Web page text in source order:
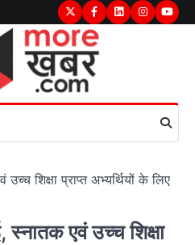
TwitterFacebook
LinkedInInstagram
शिक्षा प्राप्त अभ्यर्थियों के लिए
एवं उच्च शिक्षा